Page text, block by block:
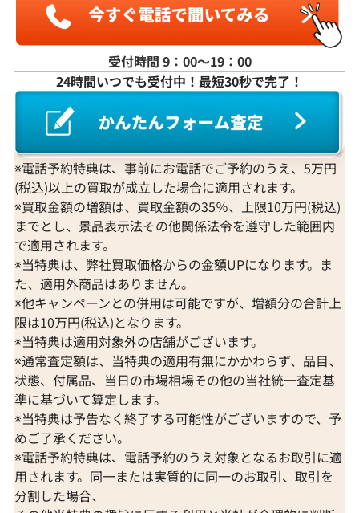
受付時間 9：00〜19：00
24時間いつでも受付中！最短30秒で完了！
※電話予約特典は、事前にお電話でご予約のうえ、5万円
(税込)以上の買取が成立した場合に適用されます。
※買取金額の増額は、買取金額の35％、上限10万円(税込)
までとし、景品表示法その他関係法令を遵守した範囲内
で適用されます。
※当特典は、弊社買取価格からの金額UPになります。ま
た、適用外商品はありません。
※他キャンペーンとの併用は可能ですが、増額分の合計上
限は10万円(税込)となります。
※当特典は適用対象外の店舗がございます。
※通常査定額は、当特典の適用有無にかかわらず、品目、
状態、付属品、当日の市場相場その他の当社統一査定基
準に基づいて算定します。
※当特典は予告なく終了する可能性がございますので、予
めご了承ください。
※電話予約特典は、電話予約のうえ対象となるお取引に適
用されます。同一または実質的に同一のお取引、取引を
分割した場合、